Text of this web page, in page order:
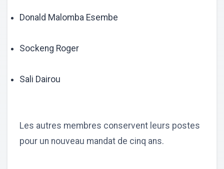
Donald Malomba Esembe
Sockeng Roger
Sali Dairou
Les autres membres conservent leurs postes
pour un nouveau mandat de cinq ans.